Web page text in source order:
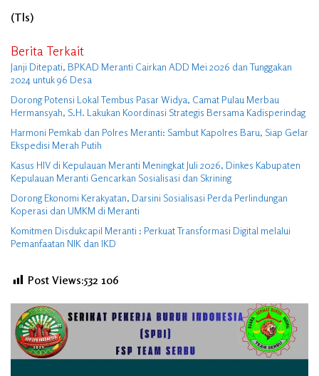
(Tls)
Berita Terkait
Janji Ditepati, BPKAD Meranti Cairkan ADD Mei 2026 dan Tunggakan
2024 untuk 96 Desa
Dorong Potensi Lokal Tembus Pasar Widya, Camat Pulau Merbau
Hermansyah, S.H. Lakukan Koordinasi Strategis Bersama Kadisperindag
Harmoni Pemkab dan Polres Meranti: Sambut Kapolres Baru, Siap Gelar
Ekspedisi Merah Putih
Kasus HIV di Kepulauan Meranti Meningkat Juli 2026, Dinkes Kabupaten
Kepulauan Meranti Gencarkan Sosialisasi dan Skrining
Dorong Ekonomi Kerakyatan, Darsini Sosialisasi Perda Perlindungan
Koperasi dan UMKM di Meranti
Komitmen Disdukcapil Meranti : Perkuat Transformasi Digital melalui
Pemanfaatan NIK dan IKD
Post Views:532 106